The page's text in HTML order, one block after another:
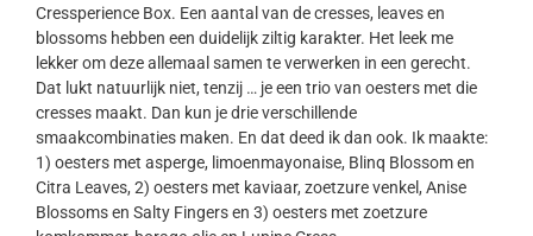
Cressperience Box. Een aantal van de cresses, leaves en
blossoms hebben een duidelijk ziltig karakter. Het leek me
lekker om deze allemaal samen te verwerken in een gerecht.
Dat lukt natuurlijk niet, tenzij … je een trio van oesters met die
cresses maakt. Dan kun je drie verschillende
smaakcombinaties maken. En dat deed ik dan ook. Ik maakte:
1) oesters met asperge, limoenmayonaise, Blinq Blossom en
Citra Leaves, 2) oesters met kaviaar, zoetzure venkel, Anise
Blossoms en Salty Fingers en 3) oesters met zoetzure